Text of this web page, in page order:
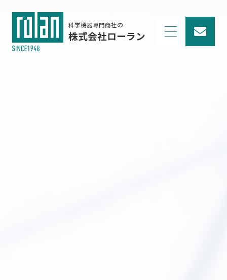
科学機器専門商社の
株式会社ローラン